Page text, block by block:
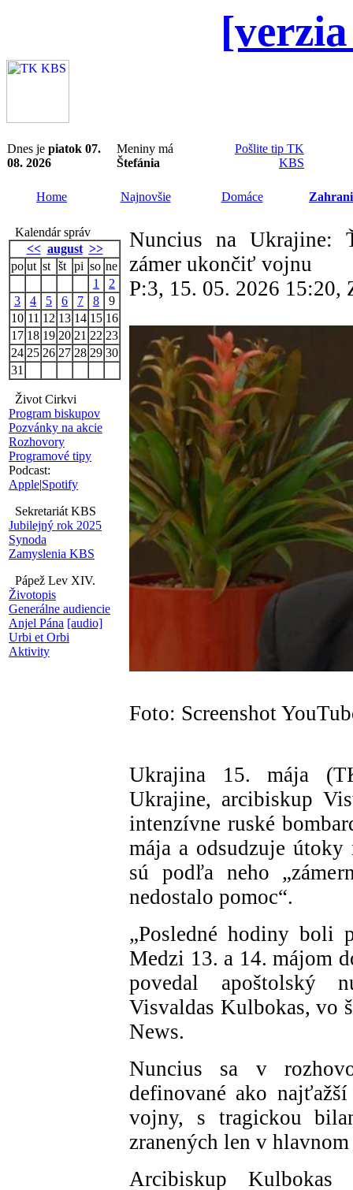
Dnes je piatok 07.
08. 2026
Meniny má
Štefánia
Pošlite tip TK
KBS
Home Najnovšie Domáce
Kalendár správ
<< august >>
po ut st št pi so ne
1
2
3
4 5 6 7 8
9
10 11 12 13 14 15 16
17 18 19 20 21 22 23
24 25 26 27 28 29 30
31
Život Cirkvi
Program biskupov
Pozvánky na akcie
Rozhovory
Programové tipy
Podcast:
Apple|Spotify
Sekretariát KBS
Jubilejný rok 2025
Synoda
Zamyslenia KBS
Pápež Lev XIV.
Životopis
Generálne audiencie
Anjel Pána [audio]
Urbi et Orbi
Aktivity
Nuncius na Ukrajine:
zámer ukončiť vojnu
P:3, 15. 05. 2026 15:20,
Foto: Screenshot
Ukrajina 15. mája
Ukrajine, arcibiskup
intenzívne ruské
mája a odsudzuje
sú podľa neho
nedostalo pomoc“.
„Posledné hodiny
Medzi 13. a 14. májom
povedal apoštolský
Visvaldas Kulbokas, vo
News.
Nuncius sa v
definované ako
vojny, s tragickou
zranených len v
Arcibiskup